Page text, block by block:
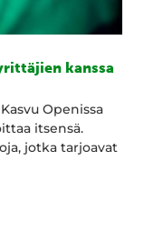
kanssa
Openissa
itsensä.
jotka tarjoavat